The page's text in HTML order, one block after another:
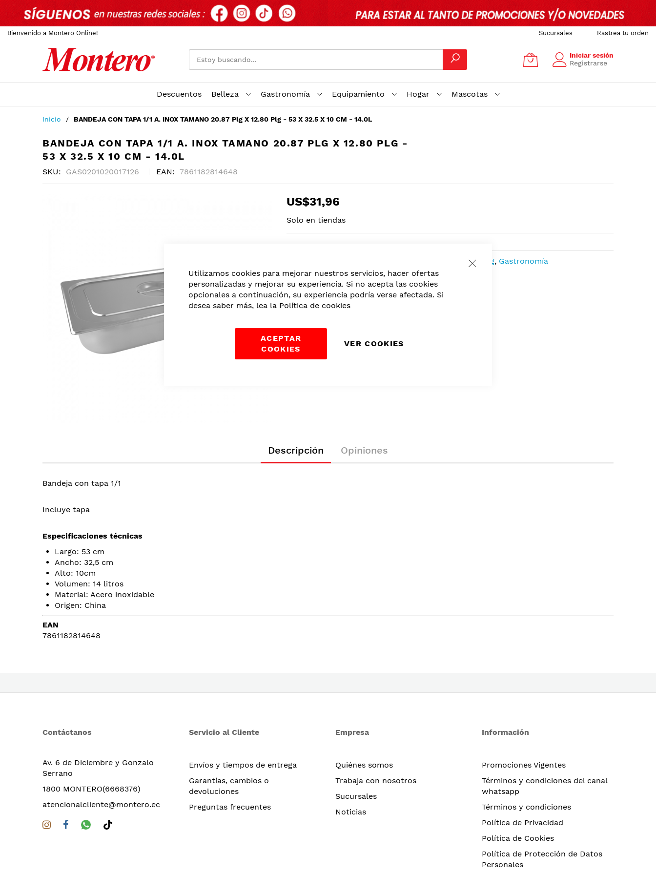
Close
Utilizamos cookies para mejorar nuestros servicios, hacer ofertas
personalizadas y mejorar su experiencia. Si no acepta las cookies
opcionales a continuación, su experiencia podría verse afectada. Si
desea saber más, lea la Política de cookies
ACEPTAR
COOKIES
VER COOKIES
Bienvenido a Montero Online! Sucursales Rastrea tu orden
Iniciar sesión
Registrarse
Descuentos Belleza Gastronomía Equipamiento Hogar
Mascotas
Inicio BANDEJA CON TAPA 1/1 A. INOX TAMANO 20.87 Plg X 12.80 Plg - 53 X 32.5 X 10 CM - 14.0L
BANDEJA CON TAPA 1/1 A. INOX TAMANO 20.87 PLG X 12.80 PLG -
53 X 32.5 X 10 CM - 14.0L
SKU GAS0201020017126 EAN 7861182814648
the
US$31,96
Solo en tiendas
Buffet y Catering, Gastronomía
Descripción
Bandeja con tapa 1/1
Incluye tapa
Especificaciones técnicas
Largo: 53 cm
Ancho: 32,5 cm
Alto: 10cm
Volumen: 14 litros
Material: Acero inoxidable
Origen: China
EAN
7861182814648
Opiniones
Contáctanos
Av. 6 de Diciembre y Gonzalo
Serrano
1800 MONTERO(6668376)
atencionalcliente@montero.ec
Servicio al Cliente
Envíos y tiempos de entrega
Garantías, cambios o
devoluciones
Preguntas frecuentes
Empresa
Quiénes somos
Trabaja con nosotros
Sucursales
Noticias
Información
Promociones Vigentes
Términos y condiciones del canal
whatsapp
Términos y condiciones
Política de Privacidad
Política de Cookies
Política de Protección de Datos
Personales